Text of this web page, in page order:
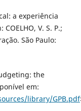
a experiência
V. S. P.;
São Paulo:
the
em:
library/GPB.pdf